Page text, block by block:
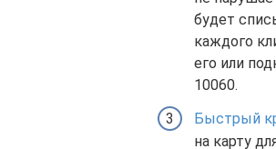
будет
каждого
его или
10060.
Быстрый
на карту